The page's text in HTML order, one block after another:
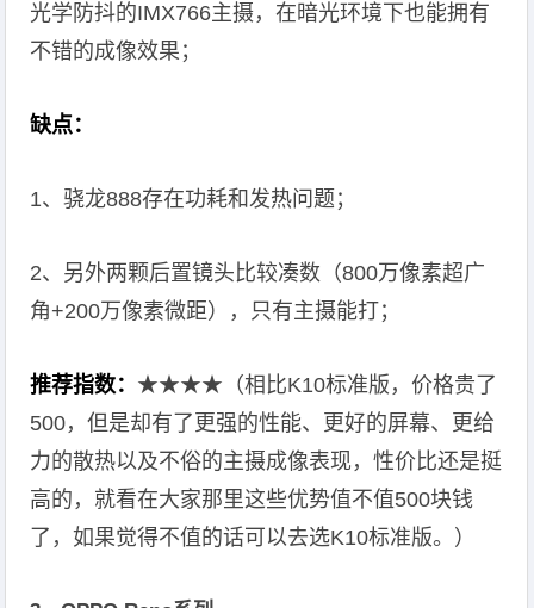
光学防抖的IMX766主摄，在暗光环境下也能拥有
不错的成像效果；
缺点：
1、骁龙888存在功耗和发热问题；
2、另外两颗后置镜头比较凑数（800万像素超广
角+200万像素微距），只有主摄能打；
推荐指数： ★★★★（相比K10标准版，价格贵了
500，但是却有了更强的性能、更好的屏幕、更给
力的散热以及不俗的主摄成像表现，性价比还是挺
高的，就看在大家那里这些优势值不值500块钱
了，如果觉得不值的话可以去选K10标准版。）